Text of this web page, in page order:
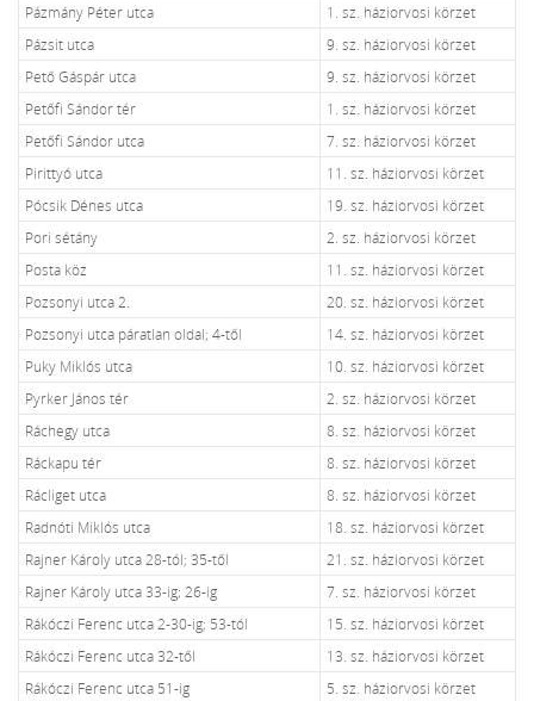
Pázmány Péter utca
1. sz. háziorvosi körzet
Pázsit utca
9. sz. háziorvosi körzet
Pető Gáspár utca
9. sz. háziorvosi körzet
Petőfi Sándor tér
1. sz. háziorvosi körzet
Petőfi Sándor utca
7. sz. háziorvosi körzet
Pirittyó utca
11. sz. háziorvosi körzet
Pócsik Dénes utca
19. sz. háziorvosi körzet
Pori sétány
2. sz. háziorvosi körzet
Posta köz
11. sz. háziorvosi körzet
Pozsonyi utca 2.
20. sz. háziorvosi körzet
Pozsonyi utca páratlan oldal; 4-től
14. sz. háziorvosi körzet
Puky Miklós utca
10. sz. háziorvosi körzet
Pyrker János tér
2. sz. háziorvosi körzet
Ráchegy utca
8. sz. háziorvosi körzet
Ráckapu tér
8. sz. háziorvosi körzet
Rácliget utca
8. sz. háziorvosi körzet
Radnóti Miklós utca
18. sz. háziorvosi körzet
Rajner Károly utca 28-tól; 35-től
21. sz. háziorvosi körzet
Rajner Károly utca 33-ig; 26-ig
7. sz. háziorvosi körzet
Rákóczi Ferenc utca 2-30-ig; 53-tól
15. sz. háziorvosi körzet
Rákóczi Ferenc utca 32-től
13. sz. háziorvosi körzet
Rákóczi Ferenc utca 51-ig
5. sz. háziorvosi körzet